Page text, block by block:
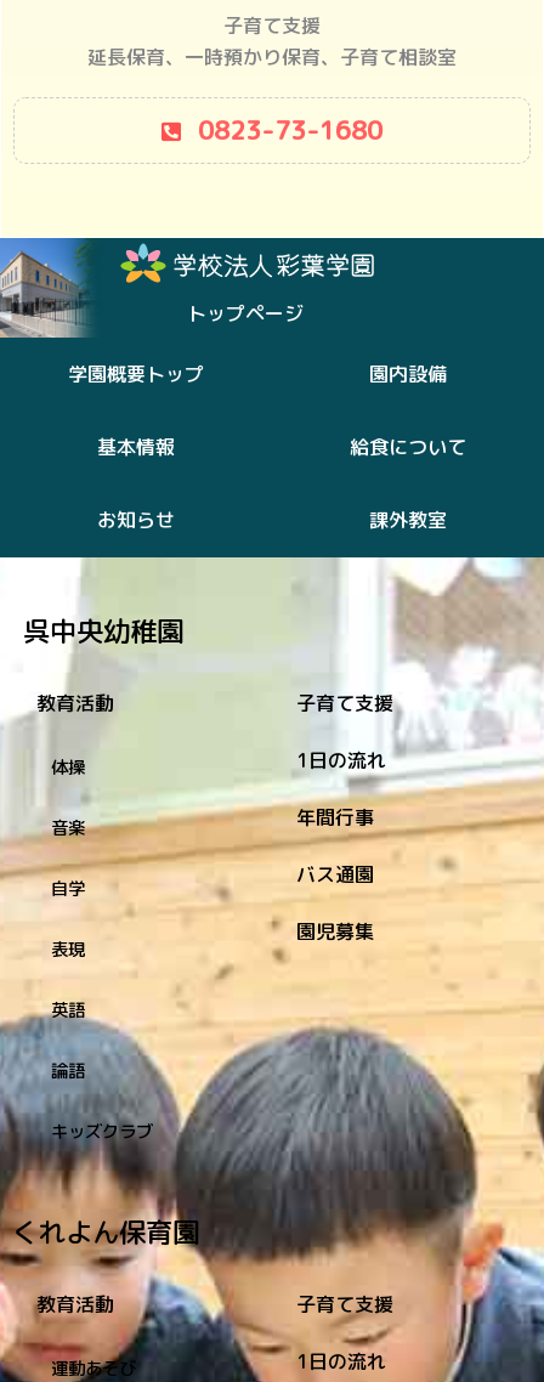
子育て支援
延長保育、一時預かり保育、子育て相談室
0823-73-1680
トップページ
学園概要トップ 園内設備
基本情報 給食について
お知らせ 課外教室
呉中央幼稚園
教育活動
体操
音楽
自学
表現
英語
論語
キッズクラブ
子育て支援
1日の流れ
年間行事
バス通園
園児募集
くれよん保育園
教育活動
運動あそび
子育て支援
1日の流れ